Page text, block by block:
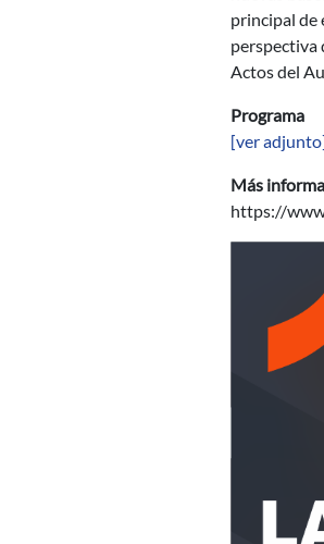
principal de
perspectiva
Actos del
Programa
[ver
Más
https://